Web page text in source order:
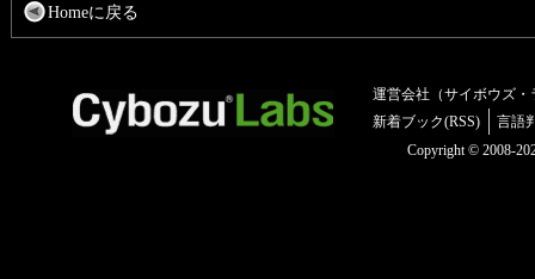
Homeに戻る
運営会社（サイボウズ・
新着ブック(RSS)
言語
Copyright © 2008-